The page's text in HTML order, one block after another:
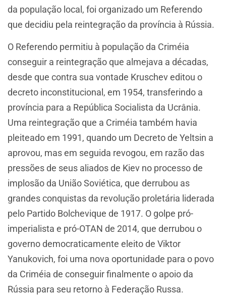
da população local, foi organizado um Referendo
que decidiu pela reintegração da província à Rússia.
O Referendo permitiu à população da Criméia
conseguir a reintegração que almejava a décadas,
desde que contra sua vontade Kruschev editou o
decreto inconstitucional, em 1954, transferindo a
província para a República Socialista da Ucrânia.
Uma reintegração que a Criméia também havia
pleiteado em 1991, quando um Decreto de Yeltsin a
aprovou, mas em seguida revogou, em razão das
pressões de seus aliados de Kiev no processo de
implosão da União Soviética, que derrubou as
grandes conquistas da revolução proletária liderada
pelo Partido Bolchevique de 1917. O golpe pró-
imperialista e pró-OTAN de 2014, que derrubou o
governo democraticamente eleito de Viktor
Yanukovich, foi uma nova oportunidade para o povo
da Criméia de conseguir finalmente o apoio da
Rússia para seu retorno à Federação Russa.